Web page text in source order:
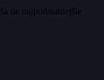
tie najpodstatnejšie